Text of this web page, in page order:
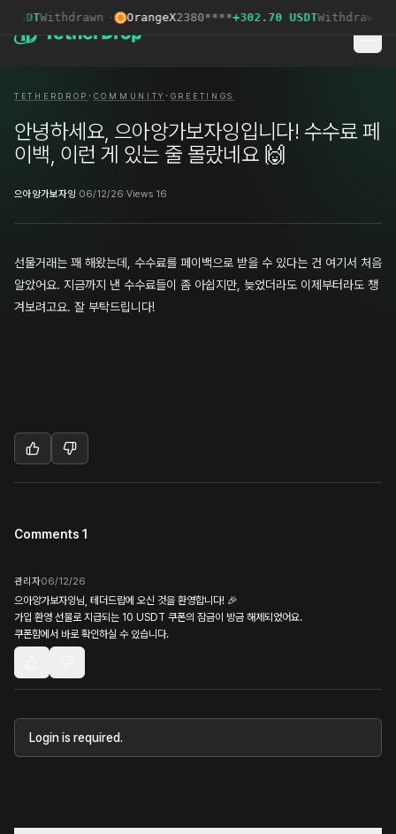
Withdrawn · OrangeX2380****+302.70 USDTWithdrawn
TETHERDROP · COMMUNITY · GREETINGS
안녕하세요, 으아앙가보자잉입니다! 수수료 페
이백, 이런 게 있는 줄 몰랐네요 🙌
으아앙가보자잉·06/12/26·Views 16
선물거래는 꽤 해왔는데, 수수료를 페이백으로 받을 수 있다는 건 여기서 처음
알았어요. 지금까지 낸 수수료들이 좀 아쉽지만, 늦었더라도 이제부터라도 챙
겨보려고요. 잘 부탁드립니다!
Comments 1
관리자06/12/26
으아앙가보자잉님, 테더드랍에 오신 것을 환영합니다! 🎉
가입 환영 선물로 지급되는 10 USDT 쿠폰의 잠금이 방금 해제되었어요.
쿠폰함에서 바로 확인하실 수 있습니다.
Login is required.